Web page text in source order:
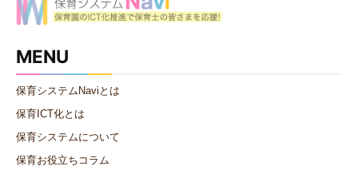
MENU
保育システムNaviとは
保育ICT化とは
保育システムについて
保育お役立ちコラム